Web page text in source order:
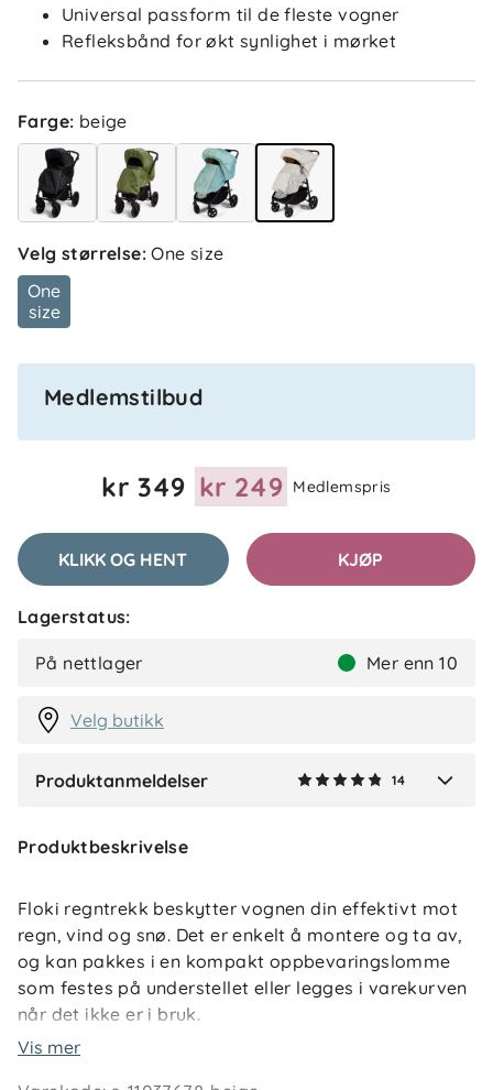
Universal passform til de fleste vogner
Refleksbånd for økt synlighet i mørket
Farge: beige
Velg størrelse:One size
One
size
Medlemstilbud
kr 349 kr 249 Medlemspris
KLIKK OG HENT KJØP
Lagerstatus:
På nettlager Mer enn 10
Velg butikk
Produktanmeldelser 14
Mette K Bekreftet kjøper
A Anne
HA
1 måned siden
O Osman
Produktbeskrivelse
Floki regntrekk beskytter vognen din effektivt mot
regn, vind og snø. Det er enkelt å montere og ta av,
og kan pakkes i en kompakt oppbevaringslomme
som festes på understellet eller legges i varekurven
når det ikke er i bruk.
Vis mer